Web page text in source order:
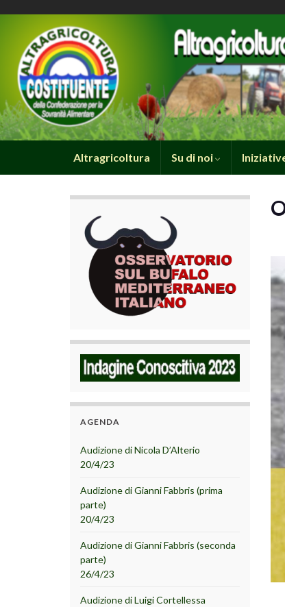
Altragricoltura Su di noi
AGENDA
Audizione di Nicola D’Alterio
20/4/23
Audizione di Gianni Fabbris (prima
parte)
20/4/23
Audizione di Gianni Fabbris (seconda
parte)
26/4/23
Audizione di Luigi Cortellessa